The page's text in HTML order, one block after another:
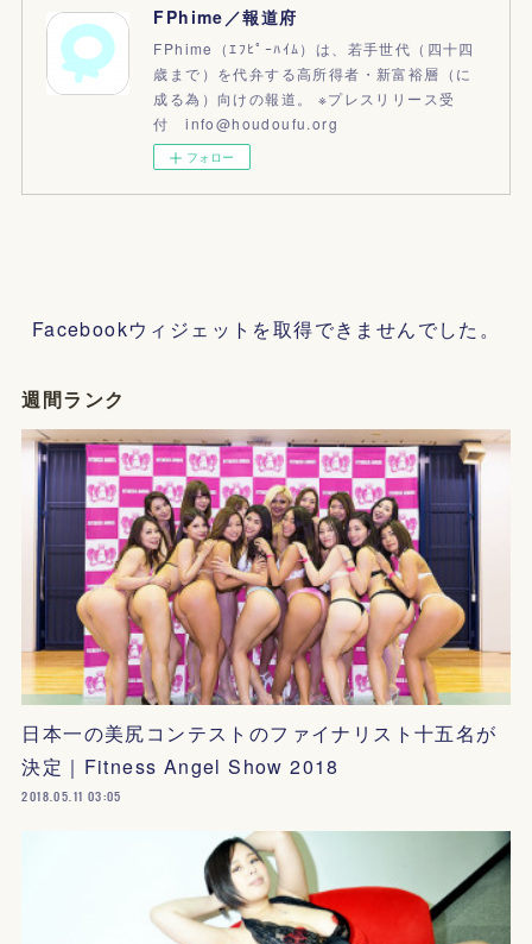
FPhime／報道府
FPhime（ｴﾌﾋﾟｰﾊｲﾑ）は、若手世代（四十四
歳まで）を代弁する高所得者・新富裕層（に
成る為）向けの報道。 ※プレスリリース受
付 info@houdoufu.org
フォロー
Facebookウィジェットを取得できませんでした。
週間ランク
日本一の美尻コンテストのファイナリスト十五名が
決定｜Fitness Angel Show 2018
2018.05.11 03:05